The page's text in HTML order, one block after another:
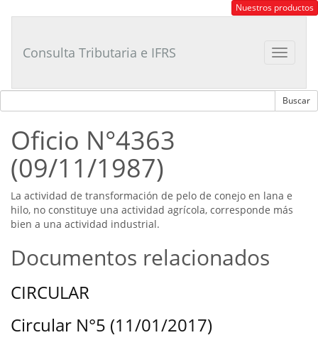
Tributario
Nuestros productos
Toggle
Consulta Tributaria e IFRS
Oficio N°4363
(09/11/1987)
La actividad de transformación de pelo de conejo en lana e
hilo, no constituye una actividad agrícola, corresponde más
bien a una actividad industrial.
Documentos relacionados
CIRCULAR
Circular N°5 (11/01/2017)